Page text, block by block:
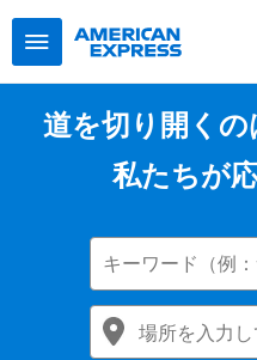
道を切り開くの
私たちが